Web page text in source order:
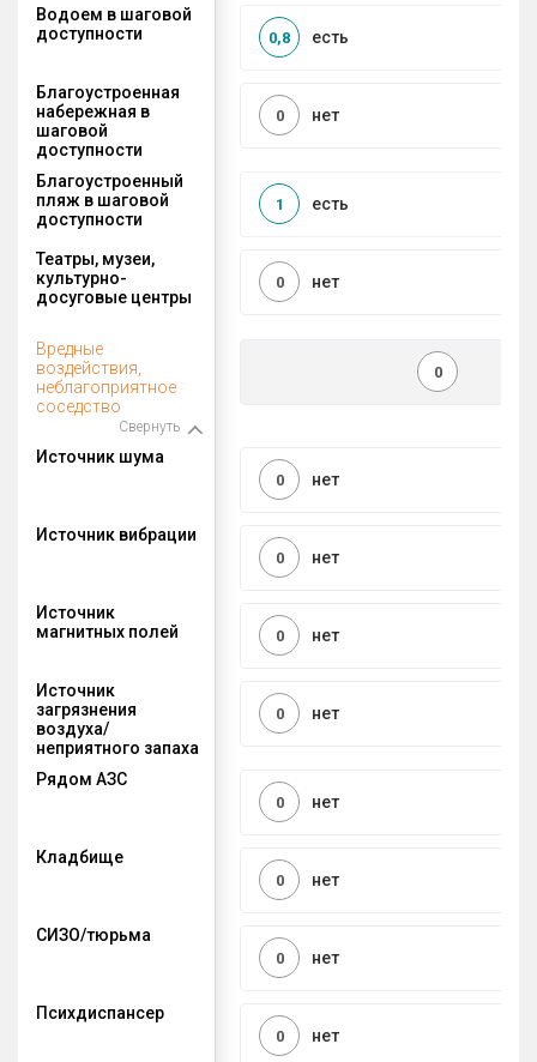
Водоем в шаговой
доступности
есть
0,8
Благоустроенная
набережная в
шаговой
доступности
нет
0
Благоустроенный
пляж в шаговой
доступности
есть
1
Театры, музеи,
культурно-
досуговые центры
нет
0
Вредные
воздействия,
неблагоприятное
соседство
Свернуть
0
Источник шума
нет
0
Источник вибрации
нет
0
Источник
магнитных полей
нет
0
Источник
загрязнения
воздуха/
неприятного запаха
нет
0
Рядом АЗС
нет
0
Кладбище
нет
0
СИЗО/тюрьма
нет
0
Психдиспансер
нет
0